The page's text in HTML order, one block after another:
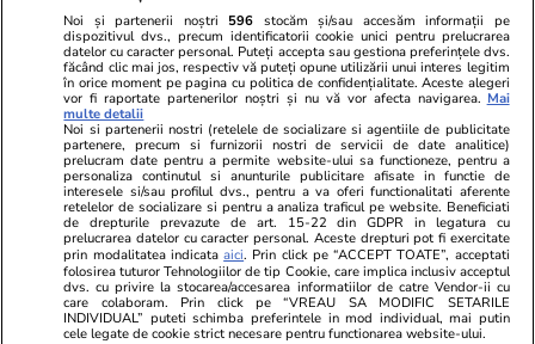
august 2026
Știri România 10:00
Dănuț Lupu vrea să-i „dribleze”
pe magistrați în al treilea dosar
penal, după ce a ratat „liga”
marii prescripții. Soția și un
apropiat al fotbalistului au ales
să-și retragă declarațiile
Noi și partenerii noștri 596 stocăm și/sau accesăm informații pe
dispozitivul dvs., precum identificatorii cookie unici pentru prelucrarea
datelor cu caracter personal. Puteți accepta sau gestiona preferințele dvs.
făcând clic mai jos, respectiv vă puteți opune utilizării unui interes legitim
în orice moment pe pagina cu politica de confidențialitate. Aceste alegeri
vor fi raportate partenerilor noștri și nu vă vor afecta navigarea. Mai
multe detalii
Noi si partenerii nostri (retelele de socializare si agentiile de publicitate
partenere, precum si furnizorii nostri de servicii de date analitice)
prelucram date pentru a permite website-ului sa functioneze, pentru a
personaliza continutul si anunturile publicitare afisate in functie de
interesele si/sau profilul dvs., pentru a va oferi functionalitati aferente
retelelor de socializare si pentru a analiza traficul pe website. Beneficiati
de drepturile prevazute de art. 15-22 din GDPR in legatura cu
prelucrarea datelor cu caracter personal. Aceste drepturi pot fi exercitate
prin modalitatea indicataaici. Prin click pe “ACCEPT TOATE”, acceptati
folosirea tuturor Tehnologiilor de tip Cookie, care implica inclusiv acceptul
dvs. cu privire la stocarea/accesarea informatiilor de catre Vendor-ii cu
care colaboram. Prin click pe “VREAU SA MODIFIC SETARILE
INDIVIDUAL” puteti schimba preferintele in mod individual, mai putin
cele legate de cookie strict necesare pentru functionarea website-ului.